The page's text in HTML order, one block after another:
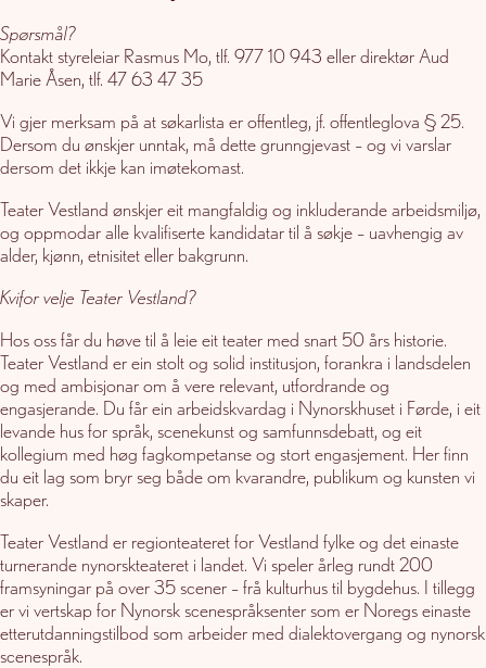
Spørsmål?
Kontakt styreleiar Rasmus Mo, tlf. 977 10 943 eller direktør Aud
Marie Åsen, tlf. 47 63 47 35
Vi gjer merksam på at søkarlista er offentleg, jf. offentleglova § 25.
Dersom du ønskjer unntak, må dette grunngjevast – og vi varslar
dersom det ikkje kan imøtekomast.
Teater Vestland ønskjer eit mangfaldig og inkluderande arbeidsmiljø,
og oppmodar alle kvalifiserte kandidatar til å søkje – uavhengig av
alder, kjønn, etnisitet eller bakgrunn.
Kvifor velje Teater Vestland?
Hos oss får du høve til å leie eit teater med snart 50 års historie.
Teater Vestland er ein stolt og solid institusjon, forankra i landsdelen
og med ambisjonar om å vere relevant, utfordrande og
engasjerande. Du får ein arbeidskvardag i Nynorskhuset i Førde, i eit
levande hus for språk, scenekunst og samfunnsdebatt, og eit
kollegium med høg fagkompetanse og stort engasjement. Her finn
du eit lag som bryr seg både om kvarandre, publikum og kunsten vi
skaper.
Teater Vestland er regionteateret for Vestland fylke og det einaste
turnerande nynorskteateret i landet. Vi speler årleg rundt 200
framsyningar på over 35 scener – frå kulturhus til bygdehus. I tillegg
er vi vertskap for Nynorsk scenespråksenter som er Noregs einaste
etterutdanningstilbod som arbeider med dialektovergang og nynorsk
scenespråk.